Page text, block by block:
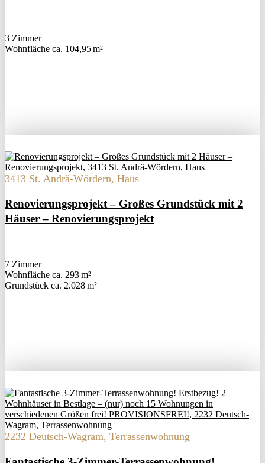
3 Zimmer
Wohnfläche ca. 104,95 m²
3413 St. Andrä-Wördern, Haus
Renovierungsprojekt – Großes Grundstück mit 2
Häuser – Renovierungsprojekt
7 Zimmer
Wohnfläche ca. 293 m²
Grund­stück ca. 2.028 m²
2232 Deutsch-Wagram, Terrassenwohnung